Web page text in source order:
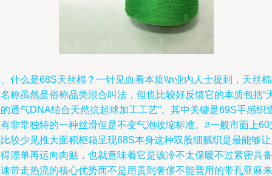
什么是68S天丝棉？一针见血看本质\\n业内人士提到，天丝
称虽然是俗称品类混合叫法，但也比较好反馈它的本质包括“
透气DNA结合天然抗起球加工工艺”。其中关键是69S手感织
非常独特的一种丝滑但是不变气泡收缩标准。#一般市面上60
较少见推大面积柜箱呈现68S本身这种双股细腻织是最能够
漂单再运向肉贴，也就意味着它是该冷不太保暖不过紧密具备
带走热流的核心优势而不是用贵到奢侈不能普用的带孔亚麻来